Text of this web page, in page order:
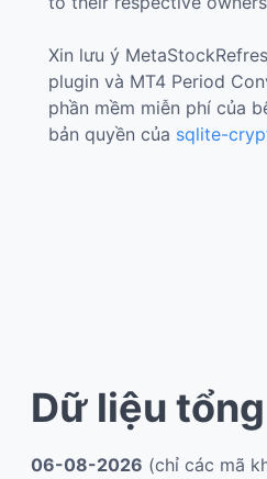
Xin lưu ý
plugin và MT4 Period
phần mềm miễn phí của
bản quyền của sqlite-
Dữ liệu
06-08-2026 (chỉ các mã